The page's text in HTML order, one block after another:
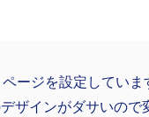
ージを設定していま
ザインがダサいので